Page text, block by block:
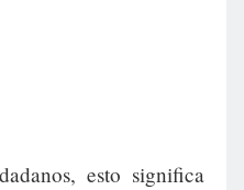
esto significa